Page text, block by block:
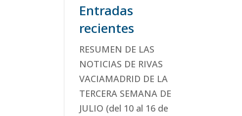
Entradas
recientes
RESUMEN DE LAS
NOTICIAS DE RIVAS
VACIAMADRID DE LA
TERCERA SEMANA DE
JULIO (del 10 al 16 de